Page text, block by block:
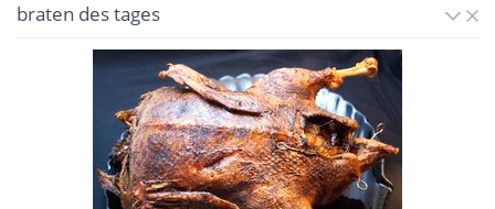
braten des tages